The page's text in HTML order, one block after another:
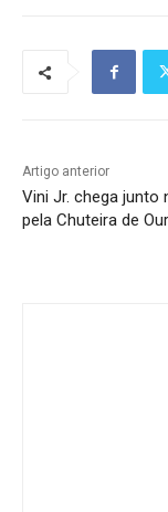
Artigo anterior
Vini Jr. chega junto
pela Chuteira de